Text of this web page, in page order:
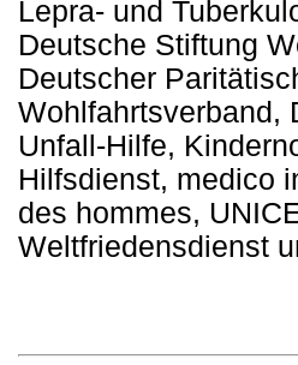
Lepra- und
Deutsche Stiftung
Deutscher
Wohlfahrtsverband,
Unfall-Hilfe,
Hilfsdienst, medico
des hommes,
Weltfriedensdienst